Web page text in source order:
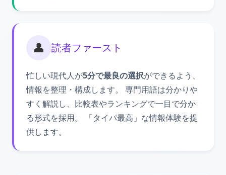
👤 読者ファースト
忙しい現代人が5分で最良の選択ができるよう、
情報を整理・構成します。 専門用語は分かりや
すく解説し、比較表やランキングで一目で分か
る形式を採用。 「タイパ最高」な情報体験を提
供します。